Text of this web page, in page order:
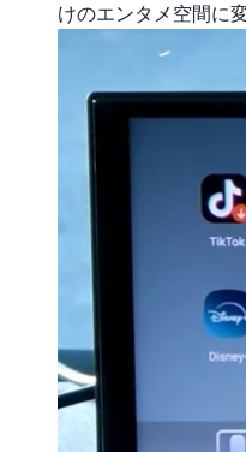
けのエンタメ空間に